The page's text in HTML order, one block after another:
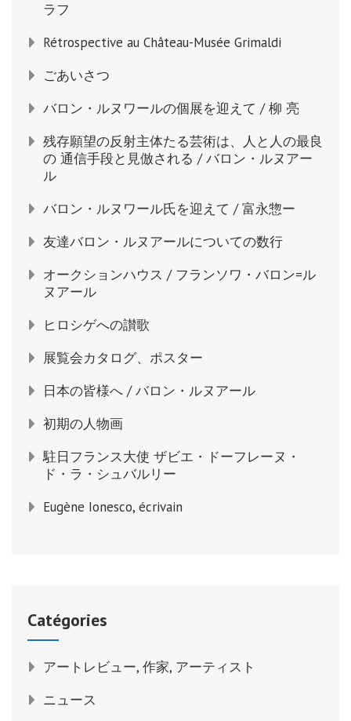
ラフ
Rétrospective au Château-Musée Grimaldi
ごあいさつ
バロン・ルヌワールの個展を迎えて / 柳 亮
残存願望の反射主体たる芸術は、人と人の最良
の 通信手段と見倣される / バロン・ルヌアー
ル
バロン・ルヌワール氏を迎えて / 富永惣ー
友達バロン・ルヌアールについての数行
オークションハウス / フランソワ・バロン=ル
ヌアール
ヒロシゲへの讃歌
展覧会カタログ、ポスター
日本の皆様へ / バロン・ルヌアール
初期の人物画
駐日フランス大使 ザビエ・ドーフレーヌ・
ド・ラ・シュバルリー
Eugène Ionesco, écrivain
Catégories
アートレビュー, 作家, アーティスト
ニュース